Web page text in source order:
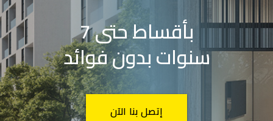
بأقساط حتى 7
سنوات بدون فوائد
إتصل بنا الآن